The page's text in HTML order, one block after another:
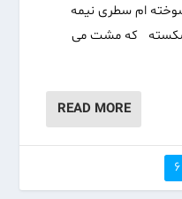
ام سطری نیمه
شکسته که مشت می
READ MORE
۶